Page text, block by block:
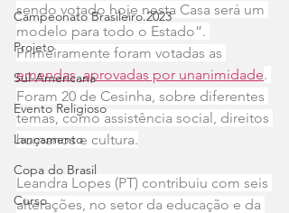
Campeonato Brasileiro.2023
Projeto
Sul-Americana
Evento Religioso
Lançamento
Copa do Brasil
Curso
sendo votado hoje nesta Casa será um
modelo para todo o Estado”.
Primeiramente foram votadas as
emendas, aprovadas por unanimidade.
Foram 20 de Cesinha, sobre diferentes
temas, como assistência social, direitos
humanos e cultura.
Leandra Lopes (PT) contribuiu com seis
alterações, no setor da educação e da